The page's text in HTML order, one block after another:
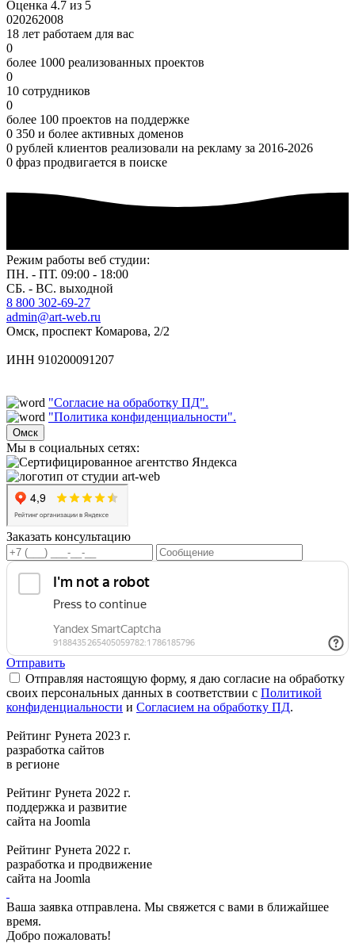
Оценка 4.7 из 5
020262008
18 лет работаем для вас
0
более 1000 реализованных проектов
0
10 сотрудников
0
более 100 проектов на поддержке
0 350 и более активных доменов
0 рублей клиентов реализовали на рекламу за 2016-2026
0 фраз продвигается в поиске
Режим работы веб студии:
ПН. - ПТ. 09:00 - 18:00
СБ. - ВС. выходной
8 800 302-69-27
admin@art-web.ru
Омск, проспект Комарова, 2/2
ИНН 910200091207
"Согласие на обработку ПД".
"Политика конфиденциальности".
Омск
Мы в социальных сетях:
Заказать консультацию
Отправить
Отправляя настоящую форму, я даю согласие на обработку
своих персональных данных в соответствии с Политикой
конфиденциальности и Согласием на обработку ПД.
Рейтинг Рунета 2023 г.
разработка сайтов
в регионе
Рейтинг Рунета 2022 г.
поддержка и развитие
сайта на Joomla
Рейтинг Рунета 2022 г.
разработка и продвижение
сайта на Joomla
Ваша заявка отправлена. Мы свяжется с вами в ближайшее
время.
Добро пожаловать!